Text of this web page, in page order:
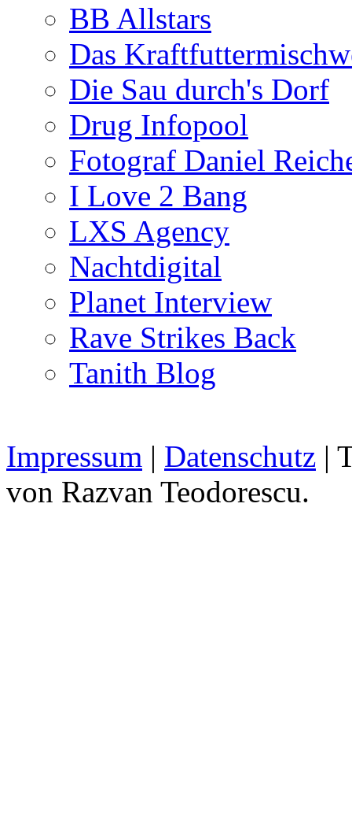
BB Allstars
Das
Die Sau durch's Dorf
Drug Infopool
Fotograf Daniel
I Love 2 Bang
LXS Agency
Nachtdigital
Planet Interview
Rave Strikes Back
Tanith Blog
Impressum | Datenschutz |
von Razvan Teodorescu.